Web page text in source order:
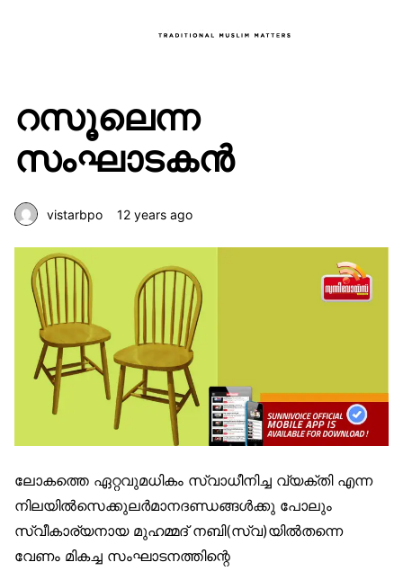
റസൂലെന്ന
സംഘാടകന്‍
vistarbpo 12 years ago
ലോകത്തെ ഏറ്റവുമധികം സ്വാധീനിച്ച വ്യക്തി എന്ന
നിലയില്‍സെക്കുലര്‍മാനദണ്ഡങ്ങള്‍ക്കു പോലും
സ്വീകാര്യനായ മുഹമ്മദ് നബി(സ്വ)യില്‍തന്നെ
വേണം മികച്ച സംഘാടനത്തിന്റെ